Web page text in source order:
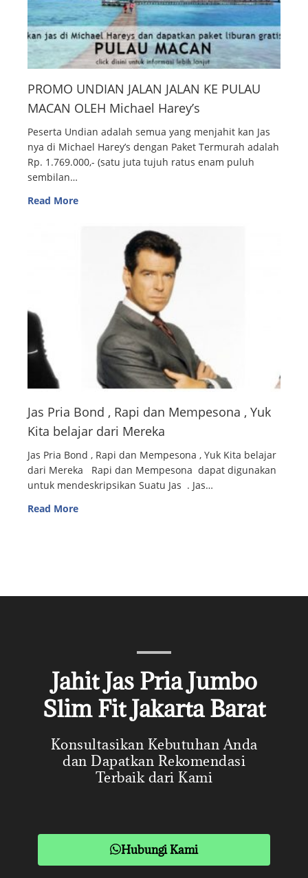
PROMO UNDIAN JALAN JALAN KE PULAU
MACAN OLEH Michael Harey’s
Peserta Undian adalah semua yang menjahit kan Jas
nya di Michael Harey’s dengan Paket Termurah adalah
Rp. 1.769.000,- (satu juta tujuh ratus enam puluh
sembilan…
Read More
Jas Pria Bond , Rapi dan Mempesona , Yuk
Kita belajar dari Mereka
Jas Pria Bond , Rapi dan Mempesona , Yuk Kita belajar
dari Mereka Rapi dan Mempesona dapat digunakan
untuk mendeskripsikan Suatu Jas . Jas…
Read More
Jahit Jas Pria Jumbo
Slim Fit Jakarta Barat
Konsultasikan Kebutuhan Anda
dan Dapatkan Rekomendasi
Terbaik dari Kami
Hubungi Kami